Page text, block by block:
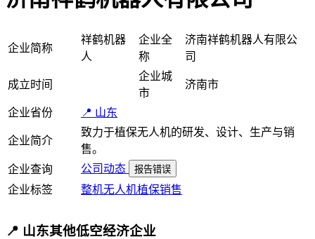
企业简称
祥鹤机器
人
企业全
称
济南祥鹤机器人有限公
司
成立时间
企业城
市
济南市
企业省份 📍 山东
企业简介
致力于植保无人机的研发、设计、生产与销
售。
企业查询
公司动态 报告错误
企业标签 整机无人机植保销售
📍 山东其他低空经济企业